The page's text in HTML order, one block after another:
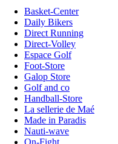
Basket-Center
Daily Bikers
Direct Running
Direct-Volley
Espace Golf
Foot-Store
Galop Store
Golf and co
Handball-Store
La sellerie de Maé
Made in Paradis
Nauti-wave
On-Fight